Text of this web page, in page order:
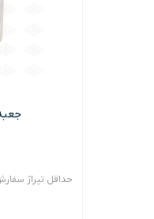
حداقل تیراژ